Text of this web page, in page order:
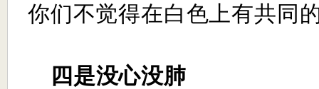
你们不觉得在白色上有共同
四是没心没肺